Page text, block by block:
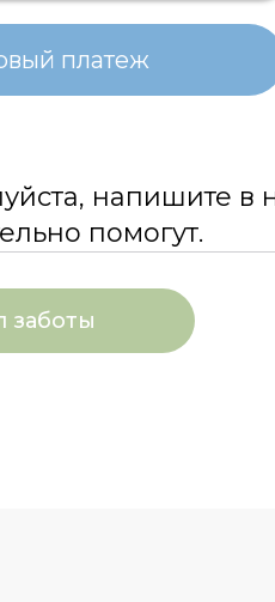
платеж
напишите в
помогут.
заботы